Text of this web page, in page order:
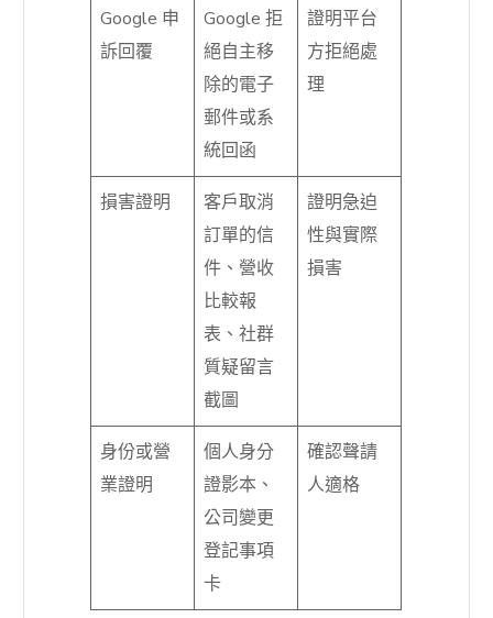
Google 申
訴回覆
Google 拒
絕自主移
除的電子
郵件或系
統回函
證明平台
方拒絕處
理
損害證明
客戶取消
訂單的信
件、營收
比較報
表、社群
質疑留言
截圖
證明急迫
性與實際
損害
身份或營
業證明
個人身分
證影本、
公司變更
登記事項
卡
確認聲請
人適格